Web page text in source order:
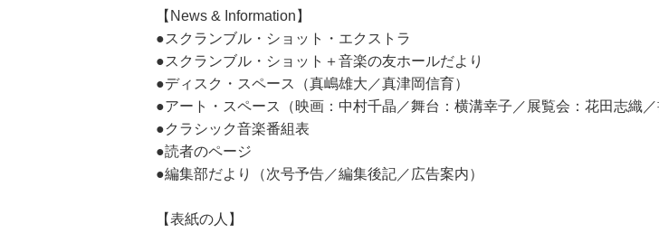
【News & Information】
●スクランブル・ショット・エクストラ
●スクランブル・ショット＋音楽の友ホールだより
●ディスク・スペース（真嶋雄大／真津岡信育）
●アート・スペース（映画：中村千晶／舞台：横溝幸子／展覧会：花田志織／
●クラシック音楽番組表
●読者のページ
●編集部だより（次号予告／編集後記／広告案内）
【表紙の人】